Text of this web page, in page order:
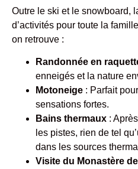
Outre le ski et le snowboard,
d’activités pour toute la
on retrouve :
Randonnée en
enneigés et la nature
Motoneige : Parfait
sensations fortes.
Bains thermaux :
les pistes, rien de tel
dans les sources
Visite du Monastère